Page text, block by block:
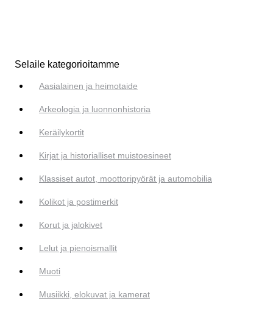
Selaile kategorioitamme
Aasialainen ja heimotaide
Arkeologia ja luonnonhistoria
Keräilykortit
Kirjat ja historialliset muistoesineet
Klassiset autot, moottoripyörät ja automobilia
Kolikot ja postimerkit
Korut ja jalokivet
Lelut ja pienoismallit
Muoti
Musiikki, elokuvat ja kamerat